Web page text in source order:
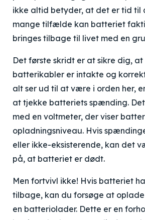
ikke altid betyder, at det er tid til
mange tilfælde kan batteriet
bringes tilbage til livet med en
Det første skridt er at sikre dig, at
batterikabler er intakte og
alt ser ud til at være i orden her,
at tjekke batteriets spænding.
med en voltmeter, der viser
opladningsniveau. Hvis
eller ikke-eksisterende, kan det
på, at batteriet er dødt.
Men fortvivl ikke! Hvis batteriet
tilbage, kan du forsøge at
en batteriolader. Dette er en